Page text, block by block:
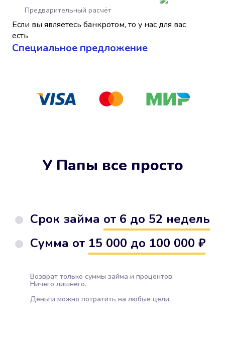
Если вы являетесь банкротом, то у нас для вас
есть
Cпециальное предложение
Предварительный расчёт
У Папы все просто
Срок займа от 6 до 52 недель
Сумма от 15 000 до 100 000 ₽
Возврат только суммы займа и процентов.
Ничего лишнего.
Деньги можно потратить на любые цели.